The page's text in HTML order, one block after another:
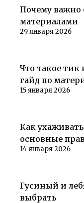
Советы
29 января 2026
Почему важно
материалами
Советы
15 января 2026
Что такое
гайд по
Советы
14 января 2026
Как
основные
Советы
Гусиный и
выбрать